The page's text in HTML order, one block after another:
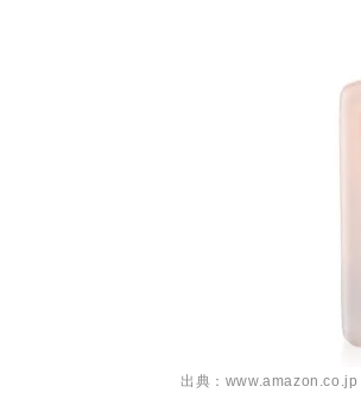
出典：www.amazon.co.jp